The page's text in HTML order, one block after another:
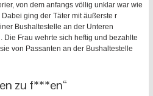
von dem anfangs völlig unklar war wie
Dabei ging der Täter mit äußerste r
Bushaltestelle an der Unteren
Frau wehrte sich heftig und bezahlte
von Passanten an der Bushaltestelle
zu f***en“